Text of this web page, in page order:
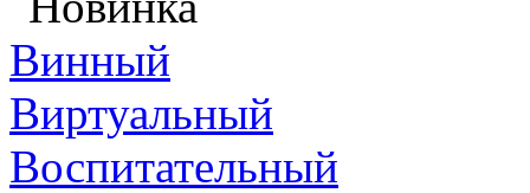
Винный
Виртуальный
Воспитательный